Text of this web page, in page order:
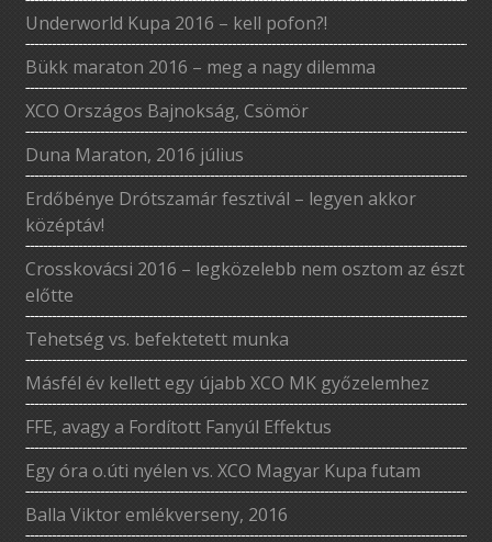
Underworld Kupa 2016 – kell pofon?!
Bükk maraton 2016 – meg a nagy dilemma
XCO Országos Bajnokság, Csömör
Duna Maraton, 2016 július
Erdőbénye Drótszamár fesztivál – legyen akkor
középtáv!
Crosskovácsi 2016 – legközelebb nem osztom az észt
előtte
Tehetség vs. befektetett munka
Másfél év kellett egy újabb XCO MK győzelemhez
FFE, avagy a Fordított Fanyúl Effektus
Egy óra o.úti nyélen vs. XCO Magyar Kupa futam
Balla Viktor emlékverseny, 2016